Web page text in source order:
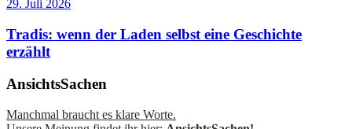
29. Juli 2026
Tradis: wenn der Laden selbst eine Geschichte
erzählt
AnsichtsSachen
Manchmal braucht es klare Worte.